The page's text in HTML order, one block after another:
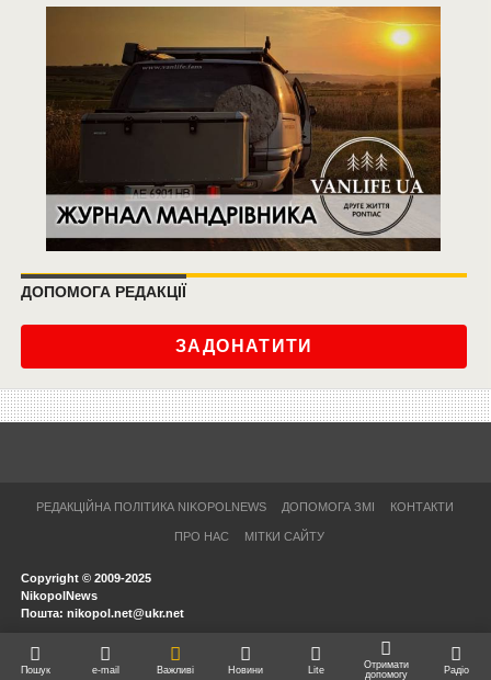
ДОПОМОГА РЕДАКЦІЇ
ЗАДОНАТИТИ
РЕДАКЦІЙНА ПОЛІТИКА NIKOPOLNEWS ДОПОМОГА ЗМІ КОНТАКТИ
ПРО НАС МІТКИ САЙТУ
Copyright © 2009-2025
NikopolNews
Пошта: nikopol.net@ukr.net
Пошук e-mail Важливі Новини Lite
Отримати
допомогу
Радіо